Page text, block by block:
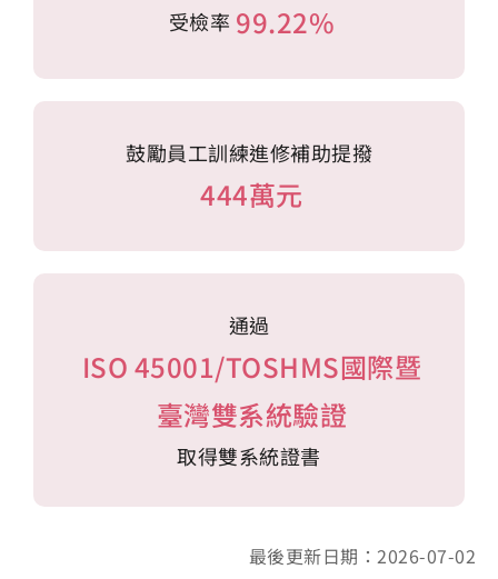
受檢率 99.22%
鼓勵員工訓練進修補助提撥
444萬元
通過
ISO 45001/TOSHMS國際暨
臺灣雙系統驗證
取得雙系統證書
最後更新日期：2026-07-02